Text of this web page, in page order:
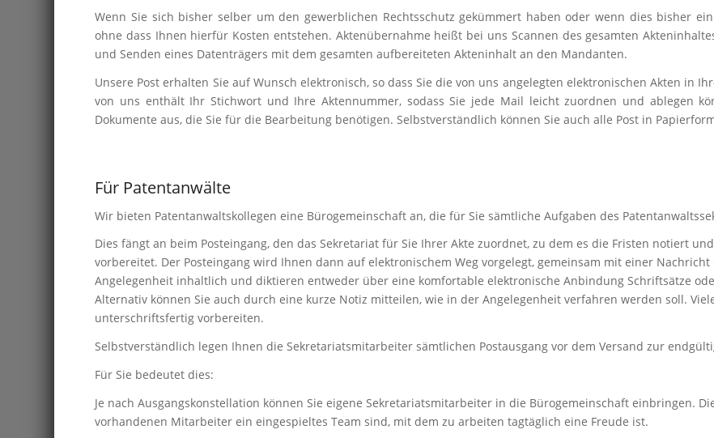
Wenn Sie sich bisher selber um den gewerblichen Rechtsschutz gekümmert haben oder wenn dies bisher
ohne dass Ihnen hierfür Kosten entstehen. Aktenübernahme heißt bei uns Scannen des gesamten
und Senden eines Datenträgers mit dem gesamten aufbereiteten Akteninhalt an den Mandanten.
Unsere Post erhalten Sie auf Wunsch elektronisch, so dass Sie die von uns angelegten elektronischen Akten in
von uns enthält Ihr Stichwort und Ihre Aktennummer, sodass Sie jede Mail leicht zuordnen und ablegen
Dokumente aus, die Sie für die Bearbeitung benötigen. Selbstverständlich können Sie auch alle Post in
Für Patentanwälte
Wir bieten Patentanwaltskollegen eine Bürogemeinschaft an, die für Sie sämtliche Aufgaben des
Dies fängt an beim Posteingang, den das Sekretariat für Sie Ihrer Akte zuordnet, zu dem es die Fristen notiert
vorbereitet. Der Posteingang wird Ihnen dann auf elektronischem Weg vorgelegt, gemeinsam mit einer
Angelegenheit inhaltlich und diktieren entweder über eine komfortable elektronische Anbindung Schriftsätze
Alternativ können Sie auch durch eine kurze Notiz mitteilen, wie in der Angelegenheit verfahren werden soll.
unterschriftsfertig vorbereiten.
Selbstverständlich legen Ihnen die Sekretariatsmitarbeiter sämtlichen Postausgang vor dem Versand zur
Für Sie bedeutet dies:
Je nach Ausgangskonstellation können Sie eigene Sekretariatsmitarbeiter in die Bürogemeinschaft einbringen.
vorhandenen Mitarbeiter ein eingespieltes Team sind, mit dem zu arbeiten tagtäglich eine Freude ist.